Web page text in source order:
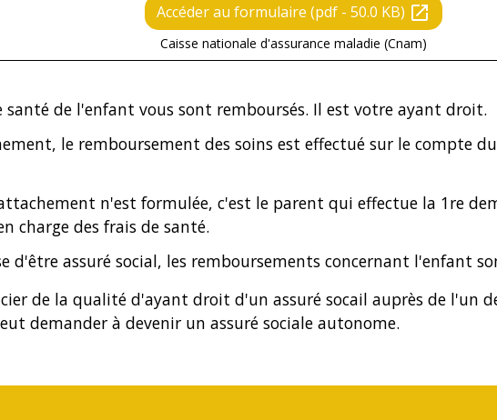
Accéder au formulaire (pdf - 50.0 KB) open_in_new
Caisse nationale d'assurance maladie (Cnam)
santé de l'enfant vous sont remboursés. Il est votre ayant droit.
le remboursement des soins est effectué sur le compte
n'est formulée, c'est le parent qui effectue la 1re
charge des frais de santé.
d'être assuré social, les remboursements concernant l'enfant
de la qualité d'ayant droit d'un assuré socail auprès de l'un
demander à devenir un assuré sociale autonome.